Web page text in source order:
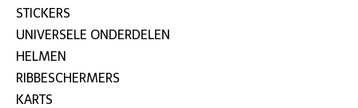
STICKERS
UNIVERSELE ONDERDELEN
HELMEN
RIBBESCHERMERS
KARTS